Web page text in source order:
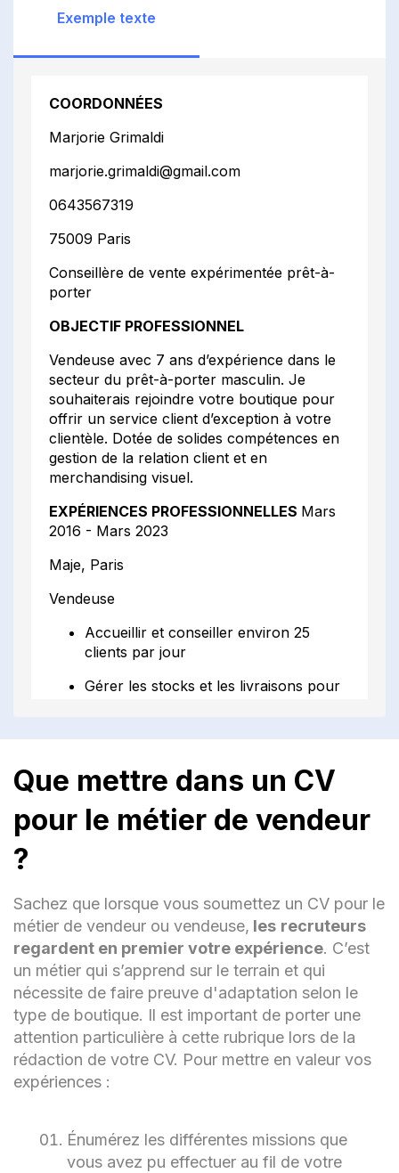
Exemple texte
COORDONNÉES
Marjorie Grimaldi
marjorie.grimaldi@gmail.com
0643567319
75009 Paris
Conseillère de vente expérimentée prêt-à-
porter
OBJECTIF PROFESSIONNEL
Vendeuse avec 7 ans d’expérience dans le
secteur du prêt-à-porter masculin. Je
souhaiterais rejoindre votre boutique pour
offrir un service client d’exception à votre
clientèle. Dotée de solides compétences en
gestion de la relation client et en
merchandising visuel.
EXPÉRIENCES PROFESSIONNELLES Mars
2016 - Mars 2023
Maje, Paris
Vendeuse
Accueillir et conseiller environ 25
clients par jour
Gérer les stocks et les livraisons pour
Développer et fidéliser plus de 50
Gérer le merchandising et présenter
les articles
FORMATION
2014-2016 Lycée professionnel Notre-Dame
Ville BTS Technico-commercial :
spécialisation vente et négociation
Que mettre dans un CV
pour le métier de vendeur
?
Sachez que lorsque vous soumettez un CV pour le
métier de vendeur ou vendeuse, les recruteurs
regardent en premier votre expérience. C’est
un métier qui s’apprend sur le terrain et qui
nécessite de faire preuve d'adaptation selon le
type de boutique. Il est important de porter une
attention particulière à cette rubrique lors de la
rédaction de votre CV. Pour mettre en valeur vos
expériences :
Énumérez les différentes missions que
vous avez pu effectuer au fil de votre